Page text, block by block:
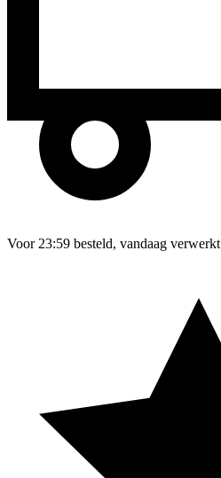
Voor 23:59 besteld, vandaag verwerkt